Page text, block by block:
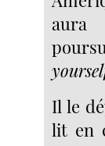
aura
Il le
lit en